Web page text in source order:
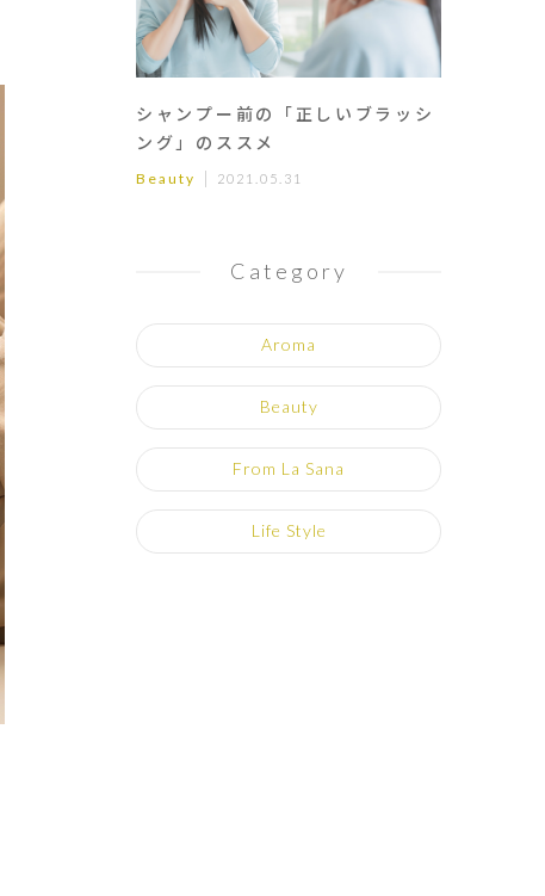
シャンプー前の「正しいブラッシ
ング」のススメ
Beauty 2021.05.31
Category
Aroma
Beauty
From La Sana
Life Style